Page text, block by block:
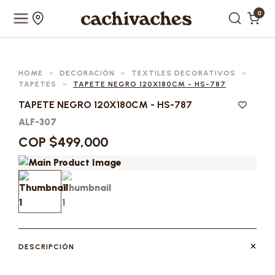
0
HOME > DECORACIÓN > TEXTILES DECORATIVOS
>
TAPETES
> TAPETE NEGRO 120X180CM - HS-787
TAPETE NEGRO 120X180CM - HS-787
ALF-307
COP $499,000
DESCRIPCIÓN